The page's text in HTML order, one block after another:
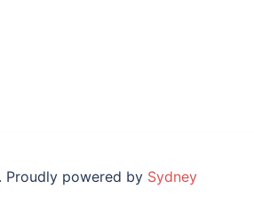
Proudly powered by Sydney